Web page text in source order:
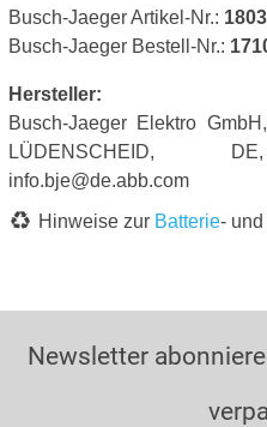
Busch-Jaeger Artikel-Nr.:
Busch-Jaeger Bestell-Nr.:
Hersteller:
Busch-Jaeger Elektro
LÜDENSCHEID,
info.bje@de.abb.com
Hinweise zur Batterie- und
Newsletter